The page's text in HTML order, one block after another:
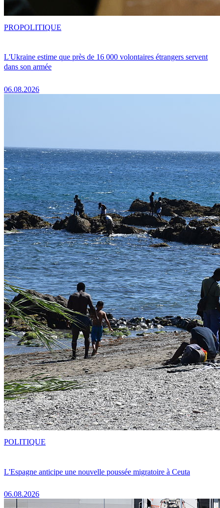
L'Ukraine estime que près de 16 000 volontaires étrangers servent
dans son armée
06.08.2026
PROPOLITIQUE
L'Espagne anticipe une nouvelle poussée migratoire à Ceuta
06.08.2026
POLITIQUE